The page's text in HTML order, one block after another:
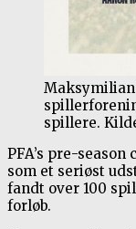
Maksymilian
spillere.
PFA’s pre-
som et seriøst
fandt over 100
forløb.